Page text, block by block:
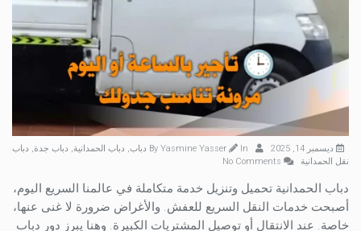
ديسمبر 14, 2025 Yasmine Yasser In دباب, دباب الحمدانية, دباب جدة, دباب
نقل الحمدانية
دباب الحمدانية تحميل وتنزيل خدمة متكاملة في عالمنا السريع اليوم،
أصبحت خدمات النقل السريع للعفش. والأغراض ضرورة لا غنى عنها،
خاصة. عند الانتقال أو توصيل المشتريات الكبيرة. وهنا يبرز دور دباب